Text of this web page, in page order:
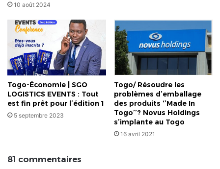
10 août 2024
Togo-Économie | SGO
LOGISTICS EVENTS : Tout
est fin prêt pour l’édition 1
5 septembre 2023
Togo/ Résoudre les
problèmes d’emballage
des produits ‘’Made In
Togo’’? Novus Holdings
s’implante au Togo
16 avril 2021
81 commentaires